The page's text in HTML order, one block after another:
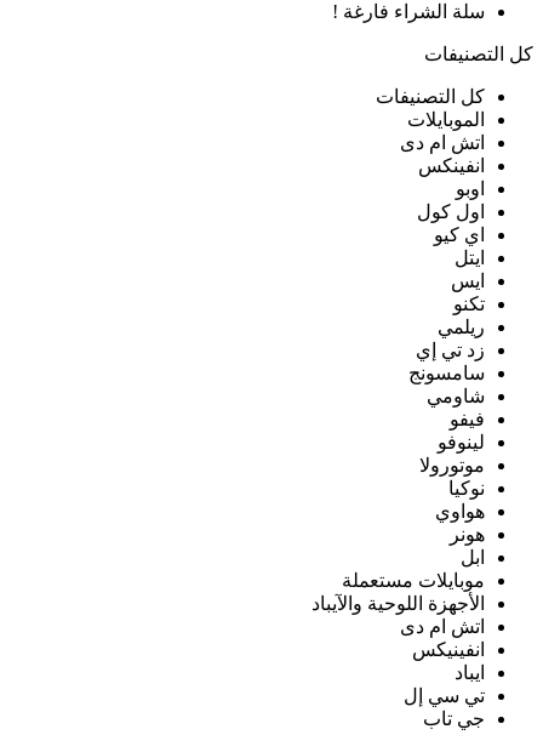
سلة الشراء فارغة !
كل التصنيفات
كل التصنيفات
الموبايلات
اتش ام دى
انفينكس
اوبو
اول كول
اي كيو
ايتل
ايس
تكنو
ريلمي
زد تي إي
سامسونج
شاومي
فيفو
لينوفو
موتورولا
نوكيا
هواوي
هونر
ابل
موبايلات مستعملة
الأجهزة اللوحية والآيباد
اتش ام دى
انفينيكس
ايباد
تي سي إل
جي تاب